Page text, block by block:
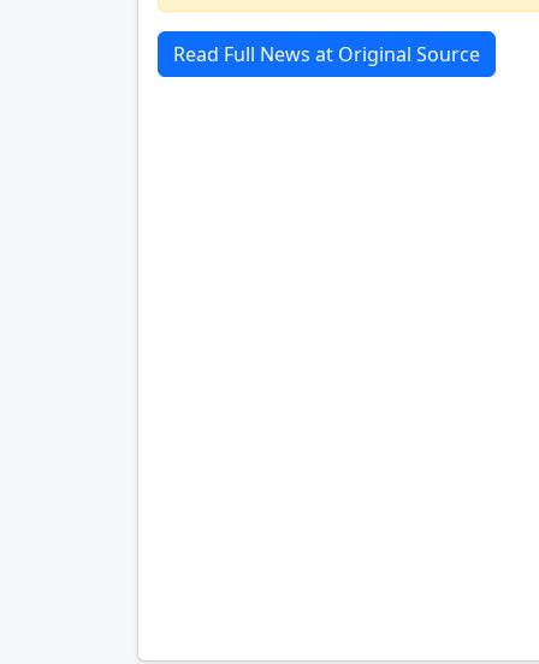
Read Full News at Original Source